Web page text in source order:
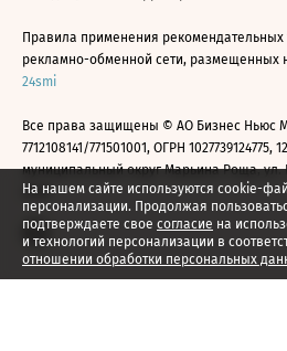
На нашем сайте используются cookie-
персонализации. Продолжая
подтверждаете свое согласие на
и технологий персонализации в
отношении обработки персональных
Правила применения рекомендательных
рекламно-обменной сети, размещенных
24smi
Все права защищены © АО Бизнес Ньюс
7712108141/771501001, ОГРН 1027739124775,
муниципальный округ Марьина Роща, ул.
2026